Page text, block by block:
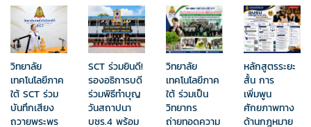
วิทยาลัย
เทคโนโลยีภาค
ใต้ SCT ร่วม
บันทึกเสียง
ถวายพระพร
SCT ร่วมยินดี!
รองอธิการบดี
ร่วมพิธีทำบุญ
วันสถาปนา
บชร.4 พร้อม
วิทยาลัย
เทคโนโลยีภาค
ใต้ ร่วมเป็น
วิทยากร
ถ่ายทอดความ
หลักสูตรระยะ
สั้น การ
เพิ่มพูน
ศักยภาพทาง
ด้านกฎหมาย